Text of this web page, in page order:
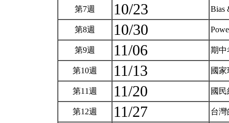
第7週 10/23 Bias
第8週 10/30
第9週 11/06 期
第10週 11/13 國
第11週 11/20 國民
第12週 11/27 台